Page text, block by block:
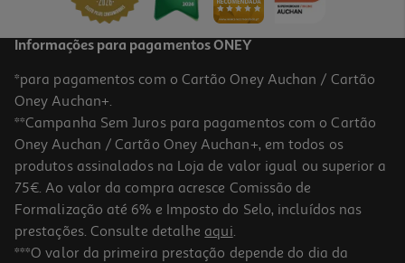
Iogurte Magro Liquido Mimosa Morango Lima 4x151ml
Informações para pagamentos ONEY
*para pagamentos com o Cartão Oney Auchan / Cartão
Oney Auchan+.
**Campanha Sem Juros para pagamentos com o Cartão
Oney Auchan / Cartão Oney Auchan+, em todos os
produtos assinalados na Loja de valor igual ou superior a
75€. Ao valor da compra acresce Comissão de
Formalização até 6% e Imposto do Selo, incluídos nas
prestações. Consulte detalhe aqui.
***O valor da primeira prestação depende do dia da